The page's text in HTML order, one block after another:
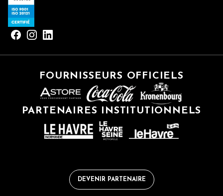
FOURNISSEURS OFFICIELS
PARTENAIRES INSTITUTIONNELS
DEVENIR PARTENAIRE